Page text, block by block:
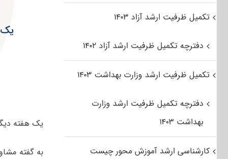
یک
یک هفته
به گفته
تکمیل ظرفیت ارشد آزاد ۱۴۰۳
دفترچه تکمیل ظرفیت ارشد آزاد ۱۴۰۲
تکمیل ظرفیت ارشد وزارت بهداشت ۱۴۰۳
دفترچه تکمیل ظرفیت ارشد وزارت
بهداشت ۱۴۰۳
کارشناسی ارشد آموزش محور چیست